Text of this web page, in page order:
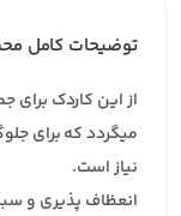
توضیحات کامل
از این کاردک برای
میگردد که برای
نیاز است.
انعظاف پذیری و